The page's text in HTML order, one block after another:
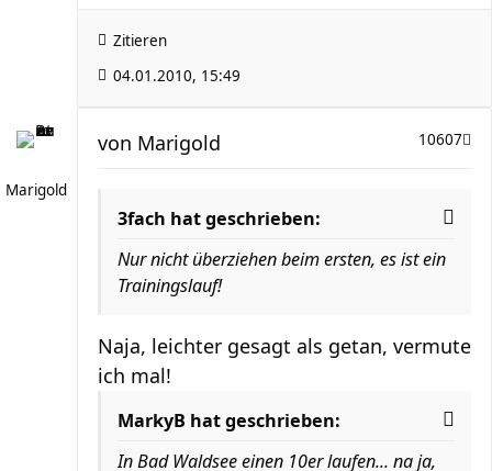
Zitieren
04.01.2010, 15:49
Marigold
10607
von Marigold
3fach hat geschrieben:
Nur nicht überziehen beim ersten, es ist ein
Trainingslauf!
Naja, leichter gesagt als getan, vermute
ich mal!
MarkyB hat geschrieben:
In Bad Waldsee einen 10er laufen... na ja,